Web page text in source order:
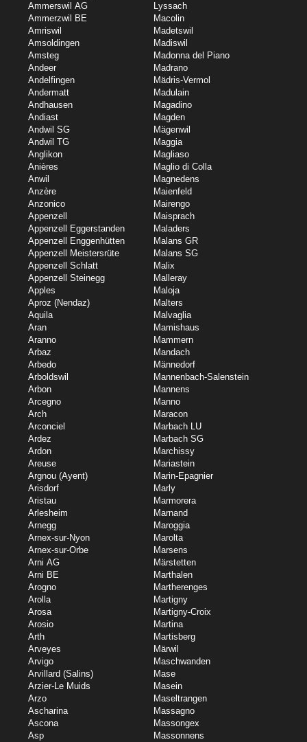
Ammerswil AG
Ammerzwil BE
Amriswil
Amsoldingen
Amsteg
Andeer
Andelfingen
Andermatt
Andhausen
Andiast
Andwil SG
Andwil TG
Anglikon
Anières
Anwil
Anzère
Anzonico
Appenzell
Appenzell Eggerstanden
Appenzell Enggenhütten
Appenzell Meistersrüte
Appenzell Schlatt
Appenzell Steinegg
Apples
Aproz (Nendaz)
Aquila
Aran
Aranno
Arbaz
Arbedo
Arboldswil
Arbon
Arcegno
Arch
Arconciel
Ardez
Ardon
Areuse
Argnou (Ayent)
Arisdorf
Aristau
Arlesheim
Arnegg
Arnex-sur-Nyon
Arnex-sur-Orbe
Arni AG
Arni BE
Arogno
Arolla
Arosa
Arosio
Arth
Arveyes
Arvigo
Arvillard (Salins)
Arzier-Le Muids
Arzo
Ascharina
Ascona
Asp
Lyssach
Macolin
Madetswil
Madiswil
Madonna del Piano
Madrano
Mädris-Vermol
Madulain
Magadino
Magden
Mägenwil
Maggia
Magliaso
Maglio di Colla
Magnedens
Maienfeld
Mairengo
Maisprach
Maladers
Malans GR
Malans SG
Malix
Malleray
Maloja
Malters
Malvaglia
Mamishaus
Mammern
Mandach
Männedorf
Mannenbach-Salenstein
Mannens
Manno
Maracon
Marbach LU
Marbach SG
Marchissy
Mariastein
Marin-Epagnier
Marly
Marmorera
Marnand
Maroggia
Marolta
Marsens
Märstetten
Marthalen
Martherenges
Martigny
Martigny-Croix
Martina
Martisberg
Märwil
Maschwanden
Mase
Masein
Maseltrangen
Massagno
Massongex
Massonnens